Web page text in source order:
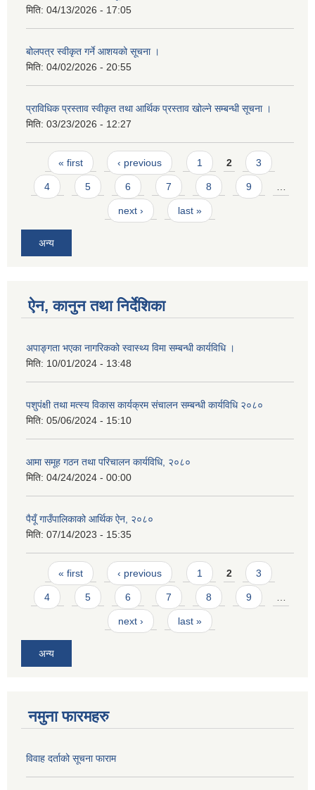
मिति: 04/13/2026 - 17:05
बोलपत्र स्वीकृत गर्ने आशयको सूचना ।
मिति: 04/02/2026 - 20:55
प्राविधिक प्रस्ताव स्वीकृत तथा आर्थिक प्रस्ताव खोल्ने सम्बन्धी सूचना ।
मिति: 03/23/2026 - 12:27
Pages
« first ‹ previous 1 2 3
4 5 6 7 8 9
next › last »
अन्य
ऐन, कानुन तथा निर्देशिका
अपाङ्गता भएका नागरिकको स्वास्थ्य विमा सम्बन्धी कार्यविधि ।
मिति: 10/01/2024 - 13:48
पशुपंक्षी तथा मत्स्य विकास कार्यक्रम संचालन सम्बन्धी कार्यविधि २०८०
मिति: 05/06/2024 - 15:10
आमा समूह गठन तथा परिचालन कार्यविधि, २०८०
मिति: 04/24/2024 - 00:00
पैयूँ गाउँपालिकाको आर्थिक ऐन, २०८०
मिति: 07/14/2023 - 15:35
Pages
« first ‹ previous 1 2 3
4 5 6 7 8 9
next › last »
अन्य
नमुना फारमहरु
विवाह दर्ताको सूचना फाराम